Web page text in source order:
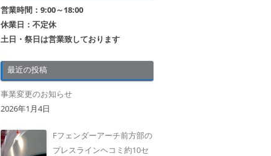
営業時間：9:00～18:00
休業日：不定休
土日・祭日は営業致しております
最近の投稿
事業変更のお知らせ
2026年1月4日
Fフェンダーアーチ前方部の
プレスラインヘコミ約10セ